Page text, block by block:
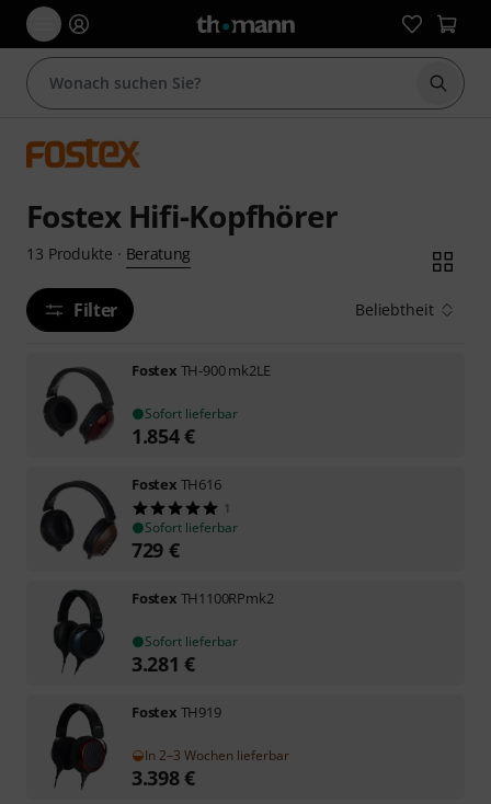
Suche
Fostex Hifi-Kopfhörer
13 Produkte · Beratung
Filter Beliebtheit
Fostex TH-900 mk2LE
Sofort lieferbar
1.854€
Fostex TH616
1
Sofort lieferbar
729 €
Fostex TH1100RPmk2
Sofort lieferbar
3.281 €
Fostex TH919
In 2–3 Wochen lieferbar
3.398€